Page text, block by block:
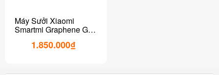
Máy Sưởi Xiaomi
Smartmi Graphene GR-
1.850.000₫